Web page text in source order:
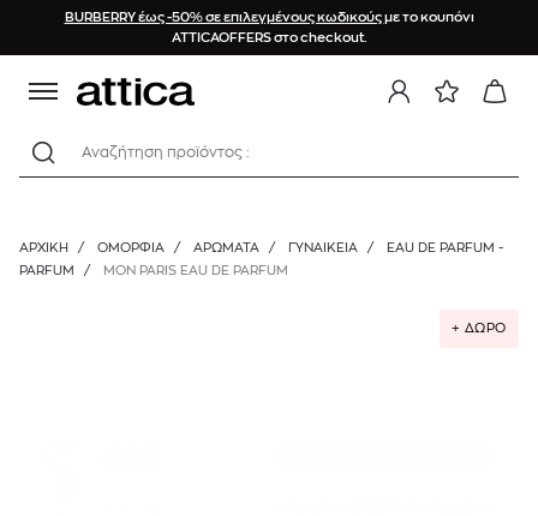
BURBERRY έως -50% σε επιλεγμένους κωδικούςμε το κουπόνι
ATTICAOFFERS στο checkout.
Αναζήτηση προϊόντος :
ΑΡΧΙΚΉ / ΟΜΟΡΦΙΑ / ΑΡΩΜΑΤΑ / ΓΥΝΑΙΚΕΊΑ /
EAU DE PARFUM -
PARFUM
/ MON PARIS EAU DE PARFUM
+ ΔΩΡΟ